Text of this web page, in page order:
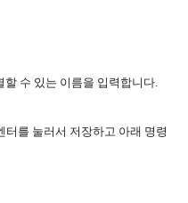
할 수 있는 이름을 입력합니다.
터를 눌러서 저장하고 아래 명령